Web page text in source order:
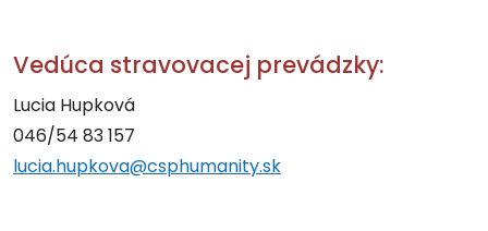
Vedúca stravovacej prevádzky:
Lucia Hupková
046/54 83 157
lucia.hupkova@csphumanity.sk